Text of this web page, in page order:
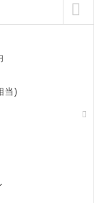
当)